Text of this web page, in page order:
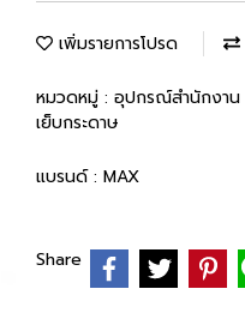
เพิ่มรายการโปรด
หมวดหมู่ : อุปกรณ์สำนักงาน
เย็บกระดาษ
แบรนด์ : MAX
Share